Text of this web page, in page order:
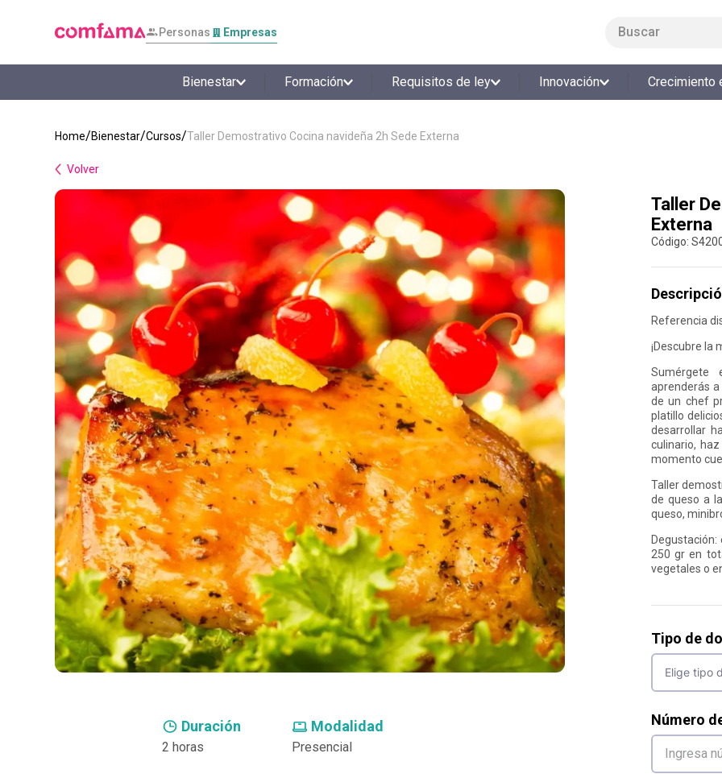
Personas Empresas
Bienestar Formación Requisitos de ley Innovación Crecimiento
Bienestar Cursos Taller Demostrativo Cocina navideña 2h Sede Externa
Volver
Duración
2 horas
Modalidad
Presencial
Taller
Externa
:
Referencia
¡Descubre la
Sumérgete
aprenderás
de un chef
platillo
desarrollar
culinario,
momento
Taller
de queso a
queso,
250 gr en
vegetales o
Tipo de
Número
LO MÁS BUSCADO
1.
smart fit
bolos
tiqueteras
7.
talleres creativos
8
salon
refrigerio
10. retiro laboral